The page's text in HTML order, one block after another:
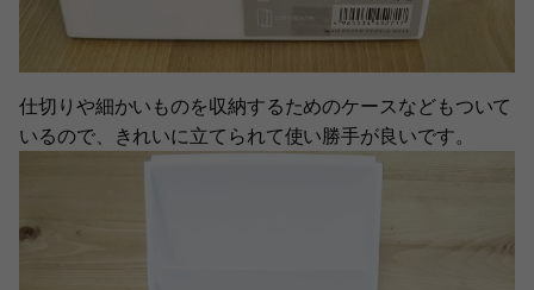
仕切りや細かいものを収納するためのケースなどもついて
いるので、きれいに立てられて使い勝手が良いです。